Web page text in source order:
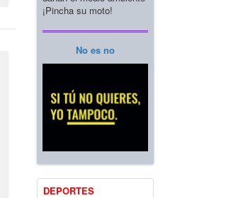
¡Pincha su moto!
No es no
DEPORTES